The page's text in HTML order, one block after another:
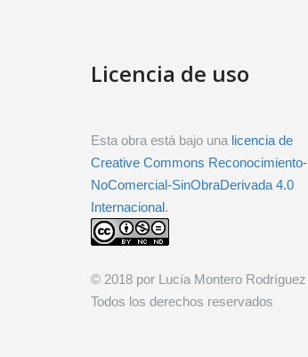
Licencia de uso
Esta obra está bajo una licencia de
Creative Commons Reconocimiento-
NoComercial-SinObraDerivada 4.0
Internacional.
© 2018 por Lucía Montero Rodríguez
Todos los derechos reservados